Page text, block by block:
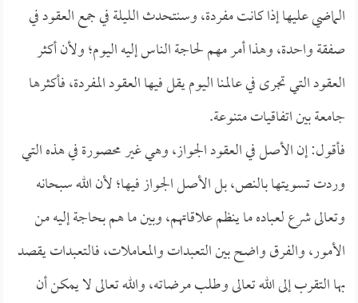
الماضي عليها إذا كانت مفردة، وسنتحدث الليلة في جمع العقود في
صفقة واحدة، وهذا أمر مهم لحاجة الناس إليه اليوم؛ ولأن أكثر
العقود التي تجرى في عالمنا اليوم يقل فيها العقود المفردة، فأكثرها
جامعة بين اتفاقيات متنوعة.
فأقول: إن الأصل في العقود الجواز، وهي غير محصورة في هذه التي
وردت تسويتها بالنص، بل الأصل الجواز فيها؛ لأن الله سبحانه
وتعالى شرع لعباده ما ينظم علاقاتهم، وبين ما هم بحاجة إليه من
الأمور، والفرق واضح بين التعبدات والمعاملات، فالتعبدات يقصد
بها التقرب إلى الله تعالى وطلب مرضاته، والله تعالى لا يمكن أن